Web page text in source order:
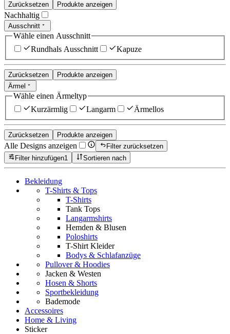
Zurücksetzen Produkte anzeigen
Nachhaltig
Ausschnitt
Wähle einen Ausschnitt
Rundhals Ausschnitt
Kapuze
Zurücksetzen
Produkte anzeigen
Ärmel
Wähle einen Ärmeltyp
Kurzärmlig
Langarm Ärmellos
Zurücksetzen Produkte anzeigen
Alle Designs anzeigen
Filter zurücksetzen
Filter hinzufügen1 Sortieren nach
Bekleidung
T-Shirts & Tops
T-Shirts
Tank Tops
Langarmshirts
Hemden & Blusen
Poloshirts
T-Shirt Kleider
Bodys & Schlafanzüge
Pullover & Hoodies
Jacken & Westen
Hosen & Shorts
Sportbekleidung
Bademode
Accessoires
Home & Living
Sticker